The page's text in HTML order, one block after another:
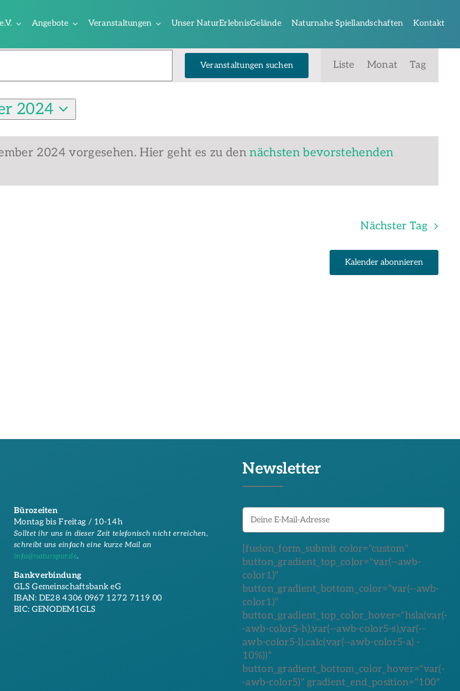
Angebote Veranstaltungen Unser NaturErlebnisGelände Naturnahe Spiellandschaften Kontakt
2024 vorgesehen. Hier geht es zu dennächsten bevorstehenden
Veranstaltungen suchen
Ansichten-
Navigation
Liste Monat Tag
2024
Nächster Tag
Kalender abonnieren
Newsletter
Bürozeiten
Montag bis Freitag / 10-14h
Solltet ihr uns in dieser Zeit telefonisch nicht erreichen,
schreibt uns einfach eine kurze Mail an
info@naturspur.de.
Bankverbindung
GLS Gemeinschaftsbank eG
IBAN: DE28 4306 0967 1272 7119 00
BIC: GENODEM1GLS
[fusion_form_submit color="custom"
button_gradient_top_color="var(--awb-
color1)"
button_gradient_bottom_color="var(--awb-
color1)"
button_gradient_top_color_hover="hsla(var(-
-awb-color5-h),var(--awb-color5-s),var(--
awb-color5-l),calc(var(--awb-color5-a) -
10%))"
button_gradient_bottom_color_hover="var(-
-awb-color5)" gradient_end_position="100"